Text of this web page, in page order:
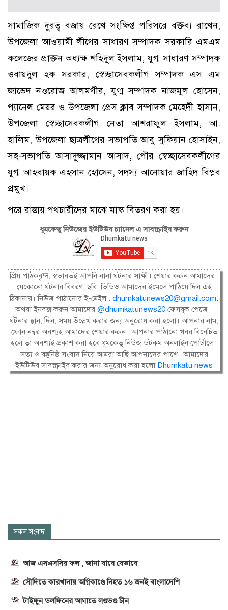
সামাজিক দুরত্ব বজায় রেখে সংক্ষিপ্ত পরিসরে বক্তব্য রাখেন,
উপজেলা আওয়ামী লীগের সাধারণ সম্পাদক সরকারি এমএম
কলেজের প্রাক্তন অধ্যক্ষ শহিদুল ইসলাম, যুগ্ম সাধারণ সম্পাদক
ওবায়দুল হক সরকার, স্বেচ্ছাসেবকলীগ সম্পাদক এস এম
জাভেদ নওরোজ আলমগীর, যুগ্ম সম্পাদক নাজমুল হোসেন,
প্যানেল মেয়র ও উপজেলা প্রেস ক্লাব সম্পাদক মেহেদী হাসান,
উপজেলা স্বেচ্ছাসেবকলীগ নেতা আশরাফুল ইসলাম, আ.
হালিম, উপজেলা ছাত্রলীগের সভাপতি আবু সুফিয়ান হোসাইন,
সহ-সভাপতি আসাদুজ্জামান আসাদ, পৌর স্বেচ্ছাসেবকলীগের
যুগ্ম আহবায়ক এহসান হোসেন, সদস্য আনোয়ার জাহিদ বিপ্লব
প্রমুখ।
পরে রাস্তায় পথচারীদের মাঝে মাস্ক বিতরণ করা হয়।
ধূমকেতু নিউজের ইউটিউব চ্যানেল এ সাবস্ক্রাইব করুন
প্রিয় পাঠকবৃন্দ, স্বভাবতই আপনি নানা ঘটনার সাক্ষী। শেয়ার করুন আমাদের।
যেকোনো ঘটনার বিবরণ, ছবি, ভিডিও আমাদের ইমেলে পাঠিয়ে দিন এই
ঠিকানায়। নিউজ পাঠানোর ই-মেইল : dhumkatunews20@gmail.com.
অথবা ইনবক্স করুন আমাদের@dhumkatunews20 ফেসবুক পেজে ।
ঘটনার স্থান, দিন, সময় উল্লেখ করার জন্য অনুরোধ করা হলো। আপনার নাম,
ফোন নম্বর অবশ্যই আমাদের শেয়ার করুন। আপনার পাঠানো খবর বিবেচিত
হলে তা অবশ্যই প্রকাশ করা হবে ধূমকেতু নিউজ ডটকম অনলাইন পোর্টালে।
সত্য ও বস্তুনিষ্ঠ সংবাদ নিয়ে আমরা আছি আপনাদের পাশে। আমাদের
ইউটিউব সাবস্ক্রাইব করার জন্য অনুরোধ করা হলো Dhumkatu news
সকল সংবাদ
আজ এসএসসির ফল , জানা যাবে যেভাবে
সৌদিতে কারখানায় অগ্নিকাণ্ডে নিহত ১৬ জনই বাংলাদেশি
টাইফুন ডলফিনের আঘাতে লণ্ডভণ্ড চীন